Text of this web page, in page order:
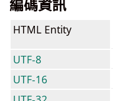
編碼資訊
HTML Entity
UTF-8
UTF-16